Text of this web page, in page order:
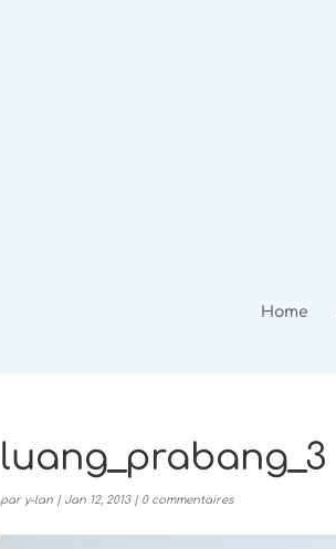
Home
luang_prabang_3
par y-lan | Jan 12, 2013| 0 commentaires